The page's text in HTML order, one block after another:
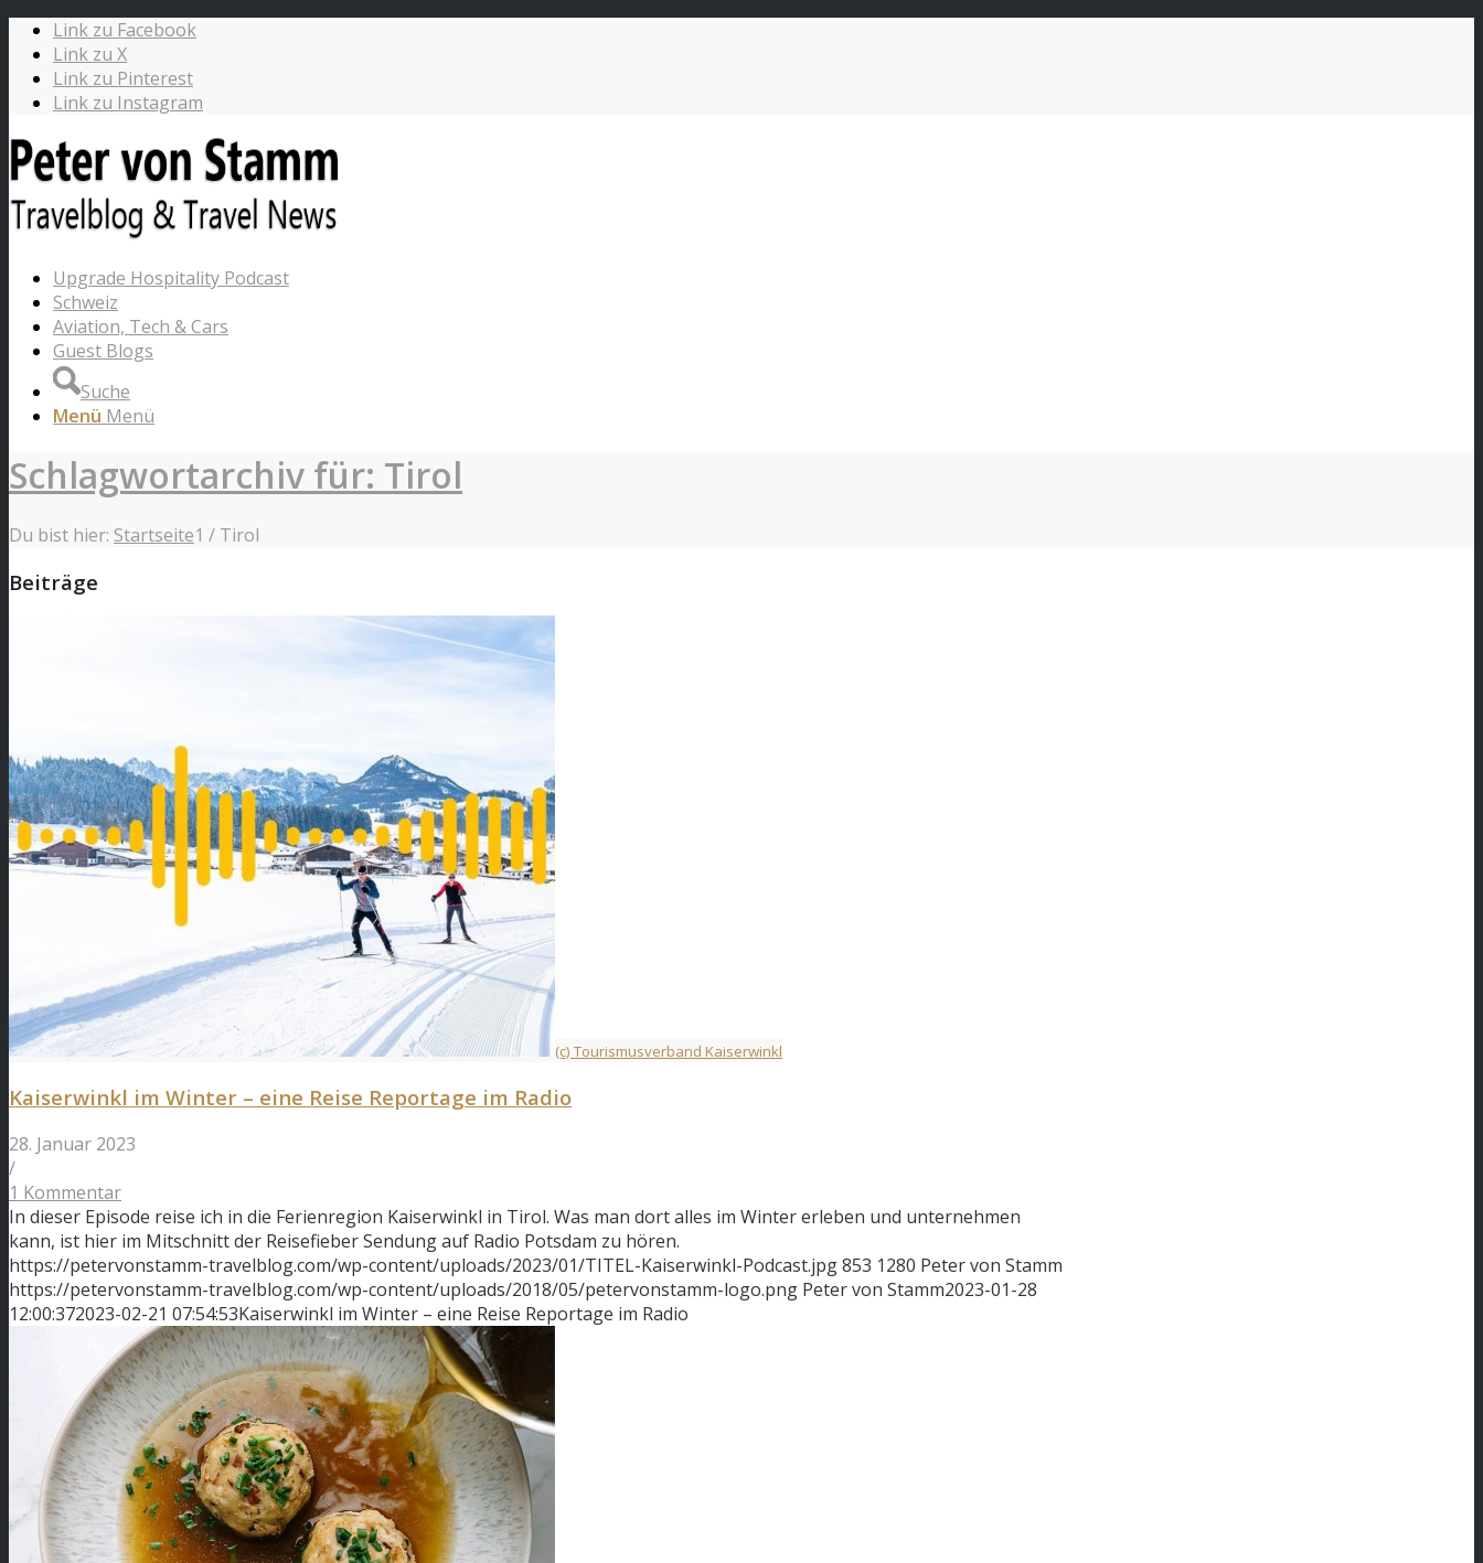
Link zu Facebook
Link zu X
Link zu Pinterest
Link zu Instagram
Upgrade Hospitality Podcast
Schweiz
Aviation, Tech & Cars
Guest Blogs
Suche
Menü Menü
Schlagwortarchiv für: Tirol
Du bist hier: Startseite1 / Tirol
Beiträge
(c) Tourismusverband Kaiserwinkl
Kaiserwinkl im Winter – eine Reise Reportage im Radio
28. Januar 2023
/
1 Kommentar
In dieser Episode reise ich in die Ferienregion Kaiserwinkl in Tirol. Was man dort alles im Winter erleben und unternehmen
kann, ist hier im Mitschnitt der Reisefieber Sendung auf Radio Potsdam zu hören.
https://petervonstamm-travelblog.com/wp-content/uploads/2023/01/TITEL-Kaiserwinkl-Podcast.jpg853 1280 Peter von Stamm
https://petervonstamm-travelblog.com/wp-content/uploads/2018/05/petervonstamm-logo.png Peter von Stamm2023-01-28
12:00:372023-02-21 07:54:53Kaiserwinkl im Winter – eine Reise Reportage im Radio